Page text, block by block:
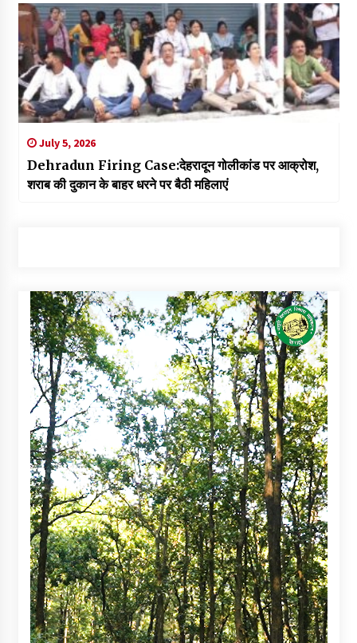
July 5, 2026
Dehradun Firing Case:देहरादून गोलीकांड पर आक्रोश,
शराब की दुकान के बाहर धरने पर बैठी महिलाएं